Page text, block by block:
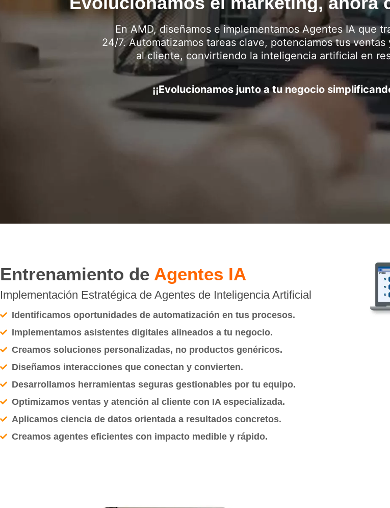
En AMD, diseñamos e implementamos Agentes IA que
24/7. Automatizamos tareas clave, potenciamos tus
al cliente, convirtiendo la inteligencia artificial en
¡¡Evolucionamos junto a tu negocio
Entrenamiento de Agentes IA
Implementación Estratégica de Agentes de Inteligencia Artificial
Identificamos oportunidades de automatización en tus procesos.
Implementamos asistentes digitales alineados a tu negocio.
Creamos soluciones personalizadas, no productos genéricos.
Diseñamos interacciones que conectan y convierten.
Desarrollamos herramientas seguras gestionables por tu equipo.
Optimizamos ventas y atención al cliente con IA especializada.
Aplicamos ciencia de datos orientada a resultados concretos.
Creamos agentes eficientes con impacto medible y rápido.